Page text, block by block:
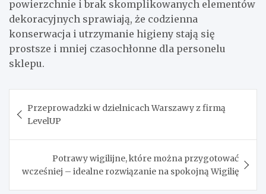
powierzchnie i brak skomplikowanych elementów
dekoracyjnych sprawiają, że codzienna
konserwacja i utrzymanie higieny stają się
prostsze i mniej czasochłonne dla personelu
sklepu.
wpisu
Przeprowadzki w dzielnicach Warszawy z firmą
LevelUP
Potrawy wigilijne, które można przygotować
wcześniej – idealne rozwiązanie na spokojną Wigilię